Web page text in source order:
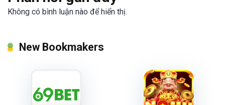
Không có bình luận nào để hiển thị.
New Bookmakers